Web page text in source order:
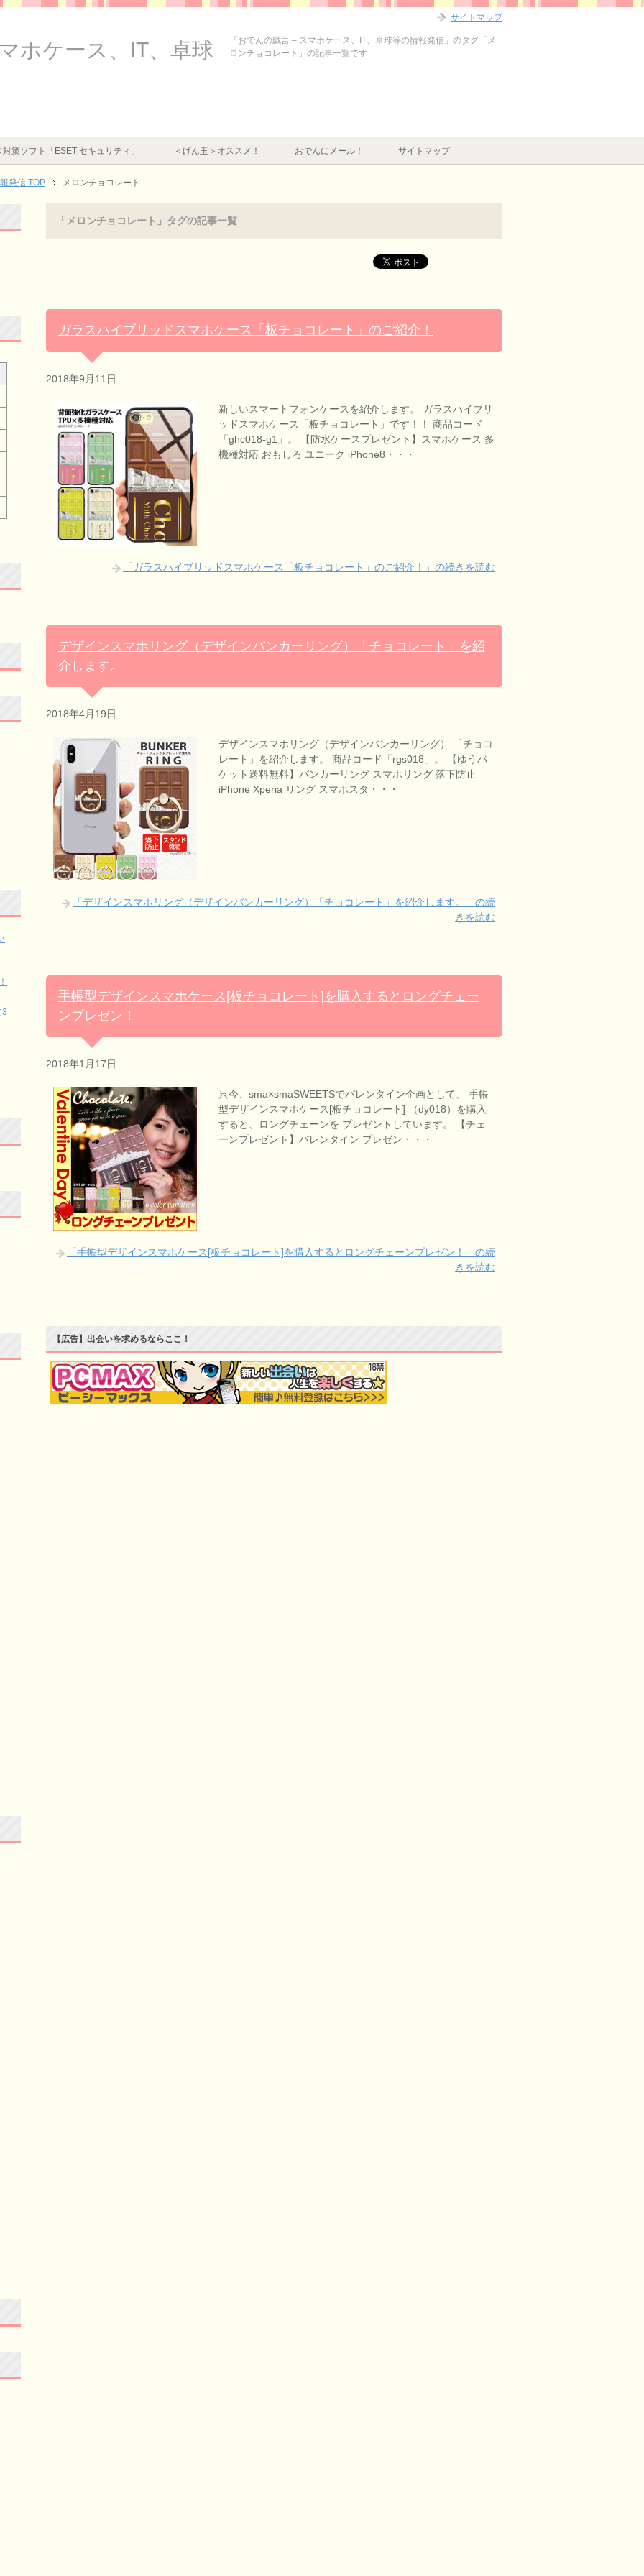
ホケース、IT、卓球
「おでんの戯言 – スマホケース、IT、卓球等の情報発信」のタグ「メ
ロンチョコレート」の記事一覧です
策ソフト「ESET セキュリティ」 ＜げん玉＞オススメ！ おでんにメール！ サイトマップ
発信 TOP メロンチョコレート
「メロンチョコレート」タグの記事一覧
ガラスハイブリッドスマホケース「板チョコレート」のご紹介！
2018年9月11日
新しいスマートフォンケースを紹介します。 ガラスハイブリ
ッドスマホケース「板チョコレート」です！！ 商品コード
「ghc018-g1」。 【防水ケースプレゼント】スマホケース 多
機種対応 おもしろ ユニーク iPhone8・・・
「ガラスハイブリッドスマホケース「板チョコレート」のご紹介！」の続きを読む
デザインスマホリング（デザインバンカーリング）「チョコレート」を紹
介します。
2018年4月19日
デザインスマホリング（デザインバンカーリング） 「チョコ
レート」を紹介します。 商品コード「rgs018」。 【ゆうパ
ケット送料無料】バンカーリング スマホリング 落下防止
iPhone Xperia リング スマホスタ・・・
「デザインスマホリング（デザインバンカーリング）「チョコレート」を紹介します。」の続
きを読む
手帳型デザインスマホケース[板チョコレート]を購入するとロングチェー
ンプレゼン！
2018年1月17日
只今、sma×smaSWEETSでバレンタイン企画として、 手帳
型デザインスマホケース[板チョコレート] （dy018）を購入
すると、ロングチェーンを プレゼントしています。 【チェ
ーンプレゼント】バレンタイン プレゼン・・・
「手帳型デザインスマホケース[板チョコレート]を購入するとロングチェーンプレゼン！」の続
きを読む
【広告】出会いを求めるならここ！
3
サイトマップ